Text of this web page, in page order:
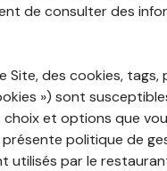
de consulter des
des cookies, tags,
») sont
et options que
politique de
utilisés par le